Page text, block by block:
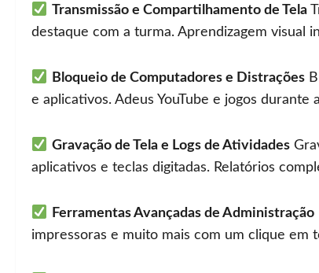
Transmissão e Compartilhamento de Tela
destaque com a turma. Aprendizagem visual
Bloqueio de Computadores e Distrações
e aplicativos. Adeus YouTube e jogos durante
Gravação de Tela e Logs de Atividades
aplicativos e teclas digitadas. Relatórios
Ferramentas Avançadas de Administração
impressoras e muito mais com um clique em